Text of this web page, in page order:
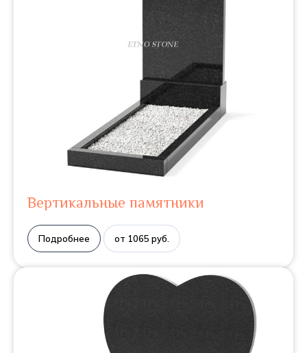
Вертикальные памятники
Подробнее от 1065 руб.